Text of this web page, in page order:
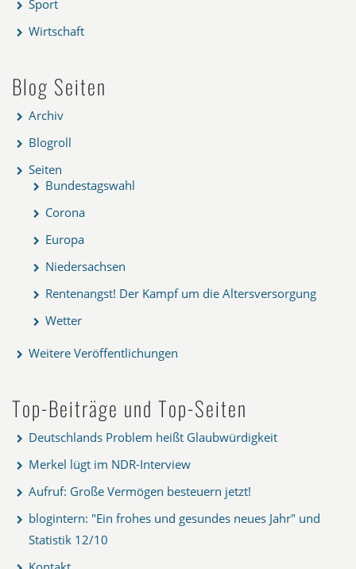
Sport
Wirtschaft
Blog Seiten
Archiv
Blogroll
Seiten
Bundestagswahl
Corona
Europa
Niedersachsen
Rentenangst! Der Kampf um die Altersversorgung
Wetter
Weitere Veröffentlichungen
Top-Beiträge und Top-Seiten
Deutschlands Problem heißt Glaubwürdigkeit
Merkel lügt im NDR-Interview
Aufruf: Große Vermögen besteuern jetzt!
blogintern: "Ein frohes und gesundes neues Jahr" und
Statistik 12/10